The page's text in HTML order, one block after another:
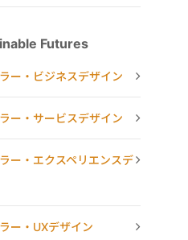
Futures
ー・ビジネスデザイン
ー・サービスデザイン
ー・エクスペリエンスデ
ー・UXデザイン